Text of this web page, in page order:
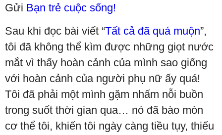
Gửi Bạn trẻ cuộc sống!
Sau khi đọc bài viết “Tất cả đã quá muộn”,
tôi đã không thể kìm được những giọt nước
mắt vì thấy hoàn cảnh của mình sao giống
với hoàn cảnh của người phụ nữ ấy quá!
Tôi đã phải một mình gặm nhấm nỗi buồn
trong suốt thời gian qua… nó đã bào mòn
cơ thể tôi, khiến tôi ngày càng tiều tụy, thiếu